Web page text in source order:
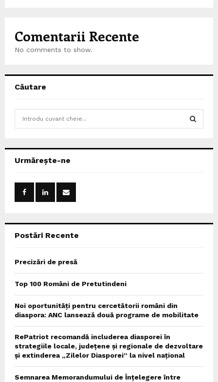
Comentarii Recente
No comments to show.
Căutare
h
Urmărește-ne
Postări Recente
Precizări de presă
Top 100 Români de Pretutindeni
Noi oportunități pentru cercetătorii români din
diaspora: ANC lansează două programe de mobilitate
RePatriot recomandă includerea diasporei în
strategiile locale, județene și regionale de dezvoltare
și extinderea „Zilelor Diasporei” la nivel național
Semnarea Memorandumului de Înțelegere între